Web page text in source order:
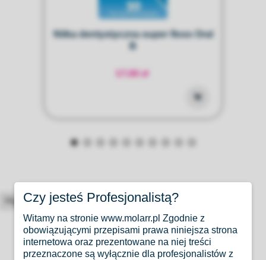
Nitka dentystyczna super floss Oral
B
17,00 zł
High-contrast mode
Wybrane dla Ciebie
Czy jesteś Profesjonalistą?
Witamy na stronie www.molarr.pl Zgodnie z
obowiązującymi przepisami prawa niniejsza strona
internetowa oraz prezentowane na niej treści
przeznaczone są wyłącznie dla profesjonalistów z